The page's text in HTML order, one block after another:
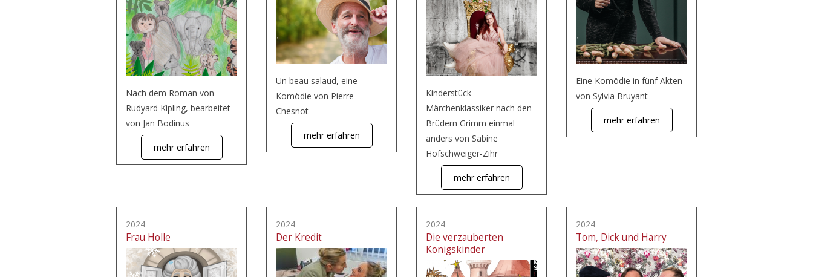
Nach dem Roman von
Rudyard Kipling, bearbeitet
von Jan Bodinus
mehr erfahren
Un beau salaud, eine
Komödie von Pierre
Chesnot
mehr erfahren
Kinderstück -
Märchenklassiker nach den
Brüdern Grimm einmal
anders von Sabine
Hofschweiger-Zihr
mehr erfahren
Eine Komödie in fünf Akten
von Sylvia Bruyant
mehr erfahren
2024
Frau Holle
2024
Der Kredit
2024
Die verzauberten
Königskinder
2024
Tom, Dick und Harry